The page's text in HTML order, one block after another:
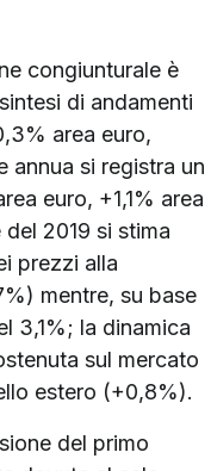
congiunturale è
di andamenti
area euro,
annua si registra un
euro, +1,1% area
2019 si stima
prezzi alla
mentre, su base
3,1%; la dinamica
sul mercato
estero (+0,8%).
del primo